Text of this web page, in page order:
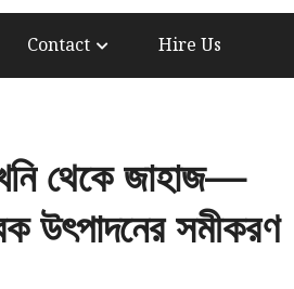
Contact Hire Us
থেকে জাহাজ—
উৎপাদনের সমীকরণ